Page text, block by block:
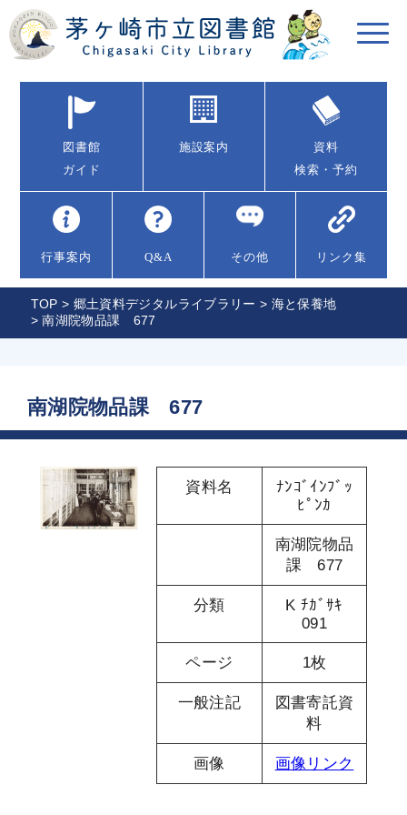
図書館
ガイド
施設案内
資料
検索・予約
行事案内 Q&A その他 リンク集
TOP > 郷土資料デジタルライブラリー > 海と保養地
> 南湖院物品課 677
南湖院物品課 677
資料名
ﾅﾝｺﾞｲﾝﾌﾞｯ
ﾋﾟﾝｶ
南湖院物品
課 677
分類
K ﾁｶﾞｻｷ
091
ページ 1枚
一般注記
図書寄託資
料
画像 画像リンク